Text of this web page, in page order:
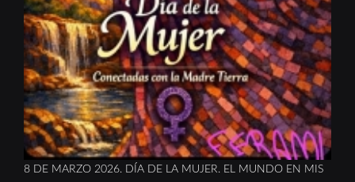
8 DE MARZO 2026. DÍA DE LA MUJER. EL MUNDO EN MIS